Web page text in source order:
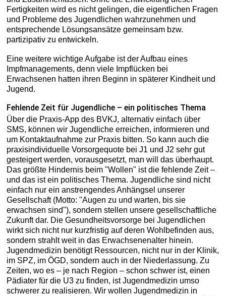
Fertigkeiten wird es nicht gelingen, die eigentlichen Fragen
und Probleme des Jugendlichen wahrzunehmen und
entsprechende Lösungsansätze gemeinsam bzw.
partizipativ zu entwickeln.
Eine weitere wichtige Aufgabe ist der Aufbau eines
Impfmanagements, denn viele Impflücken bei
Erwachsenen hatten ihren Beginn in späterer Kindheit und
Jugend.
Fehlende Zeit für Jugendliche – ein politisches Thema
Über die Praxis-App des BVKJ, alternativ einfach über
SMS, können wir Jugendliche erreichen, informieren und
um Kontaktaufnahme zur Praxis bitten. So kann auch die
praxisindividuelle Vorsorgequote bei J1 und J2 sehr gut
gesteigert werden, vorausgesetzt, man will das überhaupt.
Das größte Hindernis beim "Wollen" ist die fehlende Zeit –
und das ist ein politisches Thema. Jugendliche sind nicht
einfach nur ein anstrengendes Anhängsel unserer
Gesellschaft (Motto: "Augen zu und warten, bis sie
erwachsen sind"), sondern stellen unsere gesellschaftliche
Zukunft dar. Die Gesundheitsvorsorge bei Jugendlichen
wirkt sich nicht nur kurzfristig auf deren Wohlbefinden aus,
sondern strahlt weit in das Erwachsenenalter hinein.
Jugendmedizin benötigt Ressourcen, nicht nur in der Klinik,
im SPZ, im ÖGD, sondern auch in der Niederlassung. Zu
Zeiten, wo es – je nach Region – schon schwer ist, einen
Pädiater für die U3 zu finden, ist Jugendmedizin umso
schwerer zu realisieren. Wir wollen Jugendmedizin in